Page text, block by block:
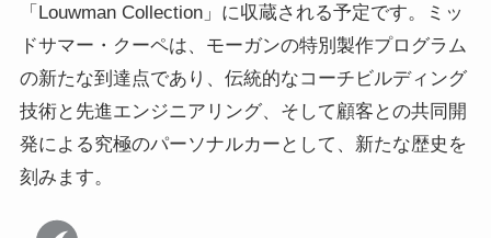
「Louwman Collection」に収蔵される予定です。ミッ
ドサマー・クーペは、モーガンの特別製作プログラム
の新たな到達点であり、伝統的なコーチビルディング
技術と先進エンジニアリング、そして顧客との共同開
発による究極のパーソナルカーとして、新たな歴史を
刻みます。